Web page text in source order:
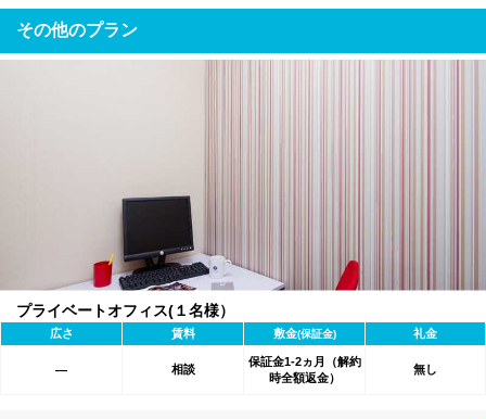
その他のプラン
プライベートオフィス(１名様）
広さ 賃料 敷金(保証金) 礼金
― 相談
保証金1-2ヵ月（解約
時全額返金）
無し